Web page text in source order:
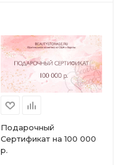
Подарочный
Сертификат на 100 000
р.